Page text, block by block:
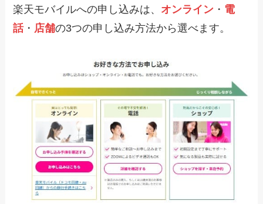
楽天モバイルへの申し込みは、 オンライン ・ 電
話・ 店舗の3つの申し込み方法から選べます。